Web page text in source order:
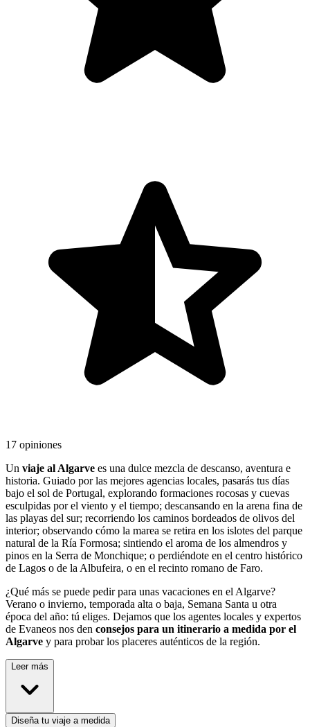
17 opiniones
Un viaje al Algarve es una dulce mezcla de descanso, aventura e
historia. Guiado por las mejores agencias locales, pasarás tus días
bajo el sol de Portugal, explorando formaciones rocosas y cuevas
esculpidas por el viento y el tiempo; descansando en la arena fina de
las playas del sur; recorriendo los caminos bordeados de olivos del
interior; observando cómo la marea se retira en los islotes del parque
natural de la Ría Formosa; sintiendo el aroma de los almendros y
pinos en la Serra de Monchique; o perdiéndote en el centro histórico
de Lagos o de la Albufeira, o en el recinto romano de Faro.
¿Qué más se puede pedir para unas vacaciones en el Algarve?
Verano o invierno, temporada alta o baja, Semana Santa u otra
época del año: tú eliges. Dejamos que los agentes locales y expertos
de Evaneos nos den consejos para un itinerario a medida por el
Algarve y para probar los placeres auténticos de la región.
Leer más
Diseña tu viaje a medida